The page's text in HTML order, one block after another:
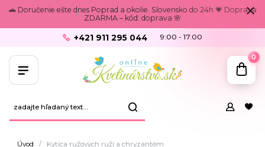
🚗 Doručenie ešte dnes Poprad a okolie. Slovensko do 24h 💗 Doprava
ZDARMA – kód: doprava 🌸
+421 911 295 044 9:00 - 17:00
0
Úvod Kytica ružových ruží a chryzantém